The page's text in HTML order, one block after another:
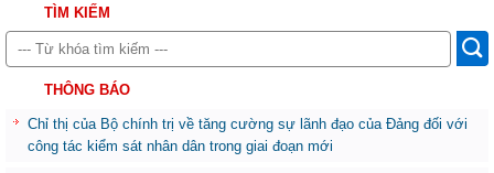
TÌM KIẾM
THÔNG BÁO
Chỉ thị của Bộ chính trị về tăng cường sự lãnh đạo của Đảng đối với
công tác kiểm sát nhân dân trong giai đoạn mới